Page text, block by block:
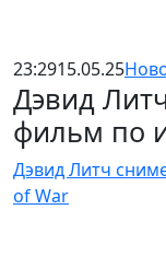
23:2915.05.25
Дэвид
фильм по
Дэвид Литч
of War